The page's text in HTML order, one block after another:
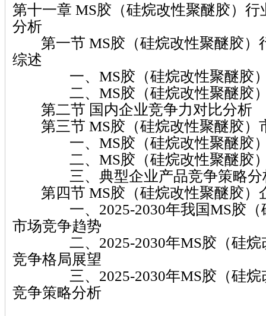
第十一章 MS胶（硅烷改性聚醚胶）
分析
第一节 MS胶（硅烷改性聚醚胶）
综述
一、MS胶（硅烷改性聚醚胶）
二、MS胶（硅烷改性聚醚胶）
第二节 国内企业竞争力对比分析
第三节 MS胶（硅烷改性聚醚胶）
一、MS胶（硅烷改性聚醚胶）
二、MS胶（硅烷改性聚醚胶）
三、典型企业产品竞争策略分
第四节 MS胶（硅烷改性聚醚胶）
一、2025-2030年我国MS胶（
市场竞争趋势
二、2025-2030年MS胶（硅烷
竞争格局展望
三、2025-2030年MS胶（硅烷
竞争策略分析